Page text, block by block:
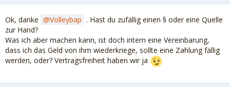
Ok, danke Volleybap . Hast du zufällig einen § oder eine Quelle
zur Hand?
Was ich aber machen kann, ist doch intern eine Vereinbarung,
dass ich das Geld von ihm wiederkriege, sollte eine Zahlung fällig
werden, oder? Vertragsfreiheit haben wir ja